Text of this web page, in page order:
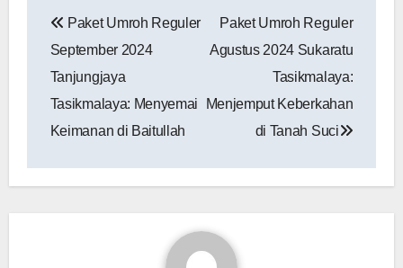
pos
Paket Umroh Reguler
September 2024
Tanjungjaya
Tasikmalaya: Menyemai
Keimanan di Baitullah
Paket Umroh Reguler
Agustus 2024 Sukaratu
Tasikmalaya:
Menjemput Keberkahan
di Tanah Suci